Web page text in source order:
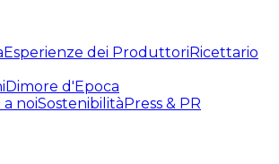
Esperienze dei ProduttoriRicettario
Dimore d'Epoca
a noiSostenibilitàPress & PR